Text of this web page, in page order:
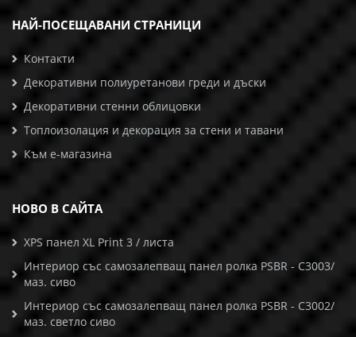
НАЙ-ПОСЕЩАВАНИ СТРАНИЦИ
Контакти
Декоративни полиуретанови греди и дъски
Декоративни стенни облицовки
Топлоизолация и декорация за стени и тавани
Към е-магазина
НОВО В САЙТА
XPS панел XL Print 3 / листа
Интериор със самозалепващ панел ролка PSBR - C3003/
маз. сиво
Интериор със самозалепващ панел ролка PSBR - C3002/
маз. светло сиво